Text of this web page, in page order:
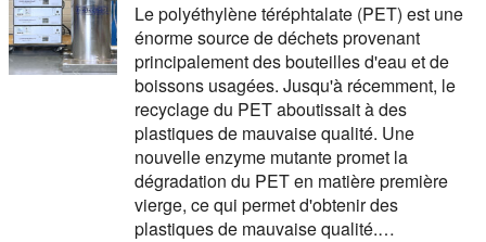
Le polyéthylène téréphtalate (PET) est une
énorme source de déchets provenant
principalement des bouteilles d'eau et de
boissons usagées. Jusqu'à récemment, le
recyclage du PET aboutissait à des
plastiques de mauvaise qualité. Une
nouvelle enzyme mutante promet la
dégradation du PET en matière première
vierge, ce qui permet d'obtenir des
plastiques de mauvaise qualité.…